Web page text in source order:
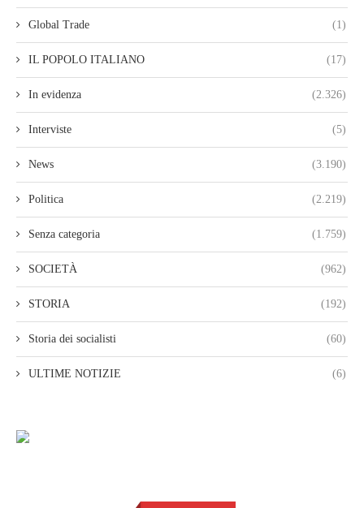
Global Trade (1)
IL POPOLO ITALIANO (17)
In evidenza (2.326)
Interviste (5)
News (3.190)
Politica (2.219)
Senza categoria (1.759)
SOCIETÀ (962)
STORIA (192)
Storia dei socialisti (60)
ULTIME NOTIZIE (6)